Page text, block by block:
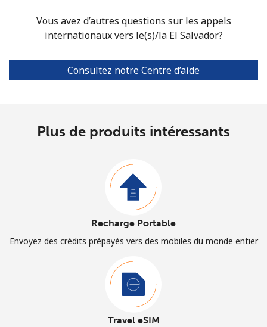
Vous avez d’autres questions sur les appels
internationaux vers le(s)/la El Salvador?
Consultez notre Centre d’aide
Plus de produits intéressants
Recharge Portable
Envoyez des crédits prépayés vers des mobiles du monde entier
Travel eSIM